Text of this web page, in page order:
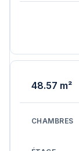
48.57 m²